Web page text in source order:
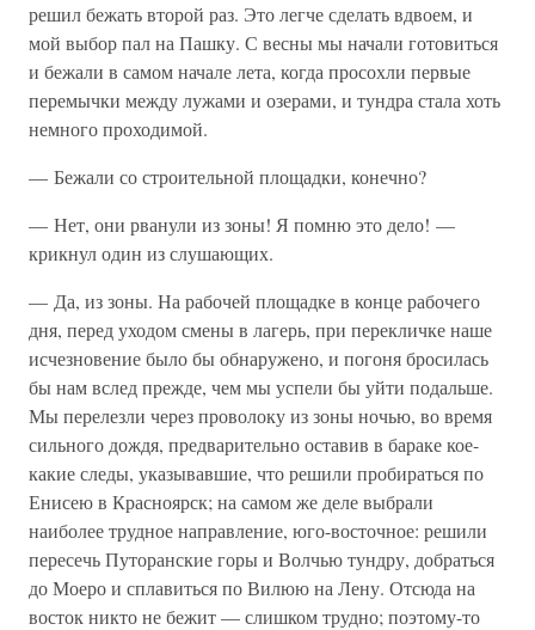
решил бежать второй раз. Это легче сделать вдвоем, и
мой выбор пал на Пашку. С весны мы начали готовиться
и бежали в самом начале лета, когда просохли первые
перемычки между лужами и озерами, и тундра стала хоть
немного проходимой.
— Бежали со строительной площадки, конечно?
— Нет, они рванули из зоны! Я помню это дело! —
крикнул один из слушающих.
— Да, из зоны. На рабочей площадке в конце рабочего
дня, перед уходом смены в лагерь, при перекличке наше
исчезновение было бы обнаружено, и погоня бросилась
бы нам вслед прежде, чем мы успели бы уйти подальше.
Мы перелезли через проволоку из зоны ночью, во время
сильного дождя, предварительно оставив в бараке кое-
какие следы, указывавшие, что решили пробираться по
Енисею в Красноярск; на самом же деле выбрали
наиболее трудное направление, юго-восточное: решили
пересечь Путоранские горы и Волчью тундру, добраться
до Моеро и сплавиться по Вилюю на Лену. Отсюда на
восток никто не бежит — слишком трудно; поэтому-то